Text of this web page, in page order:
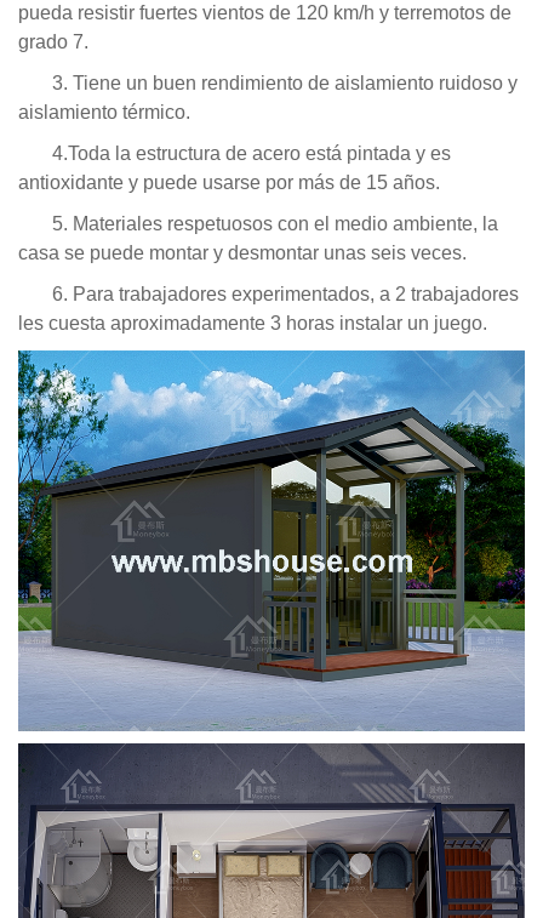
pueda resistir fuertes vientos de 120 km/h y terremotos de
grado 7.
3. Tiene un buen rendimiento de aislamiento ruidoso y
aislamiento térmico.
4.Toda la estructura de acero está pintada y es
antioxidante y puede usarse por más de 15 años.
5. Materiales respetuosos con el medio ambiente, la
casa se puede montar y desmontar unas seis veces.
6. Para trabajadores experimentados, a 2 trabajadores
les cuesta aproximadamente 3 horas instalar un juego.